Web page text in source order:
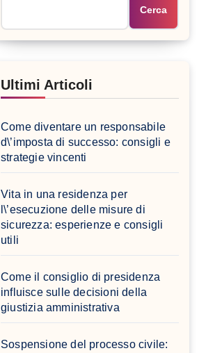
Cerca
Ultimi Articoli
Come diventare un responsabile
d\’imposta di successo: consigli e
strategie vincenti
Vita in una residenza per
l\’esecuzione delle misure di
sicurezza: esperienze e consigli
utili
Come il consiglio di presidenza
influisce sulle decisioni della
giustizia amministrativa
Sospensione del processo civile: